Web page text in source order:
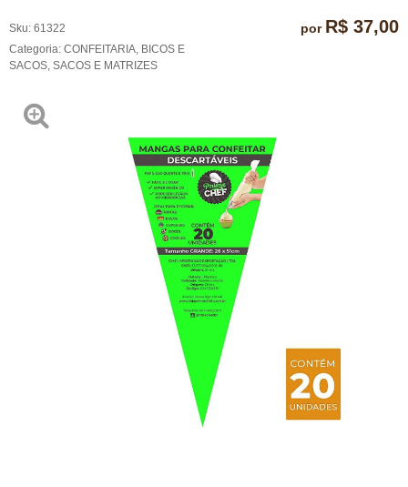
Sku: 61322
Categoria: CONFEITARIA BICOS E
SACOS SACOS E MATRIZES
por R$ 37,00